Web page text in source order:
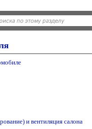
и вентиляция салона